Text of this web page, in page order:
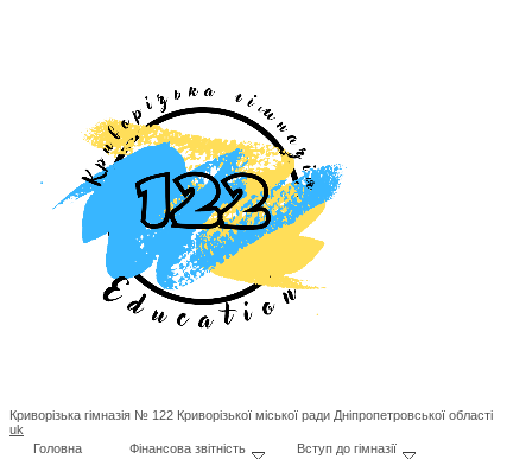
Криворізька гімназія № 122 Криворізької міської ради Дніпропетровської області
uk
Головна
Фінансова звітність
Вступ до гімназії